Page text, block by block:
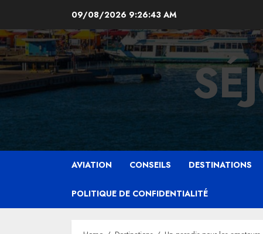
content
09/08/2026 9:26:45 AM
AVIATION CONSEILS DESTINATIONS
POLITIQUE DE CONFIDENTIALITÉ